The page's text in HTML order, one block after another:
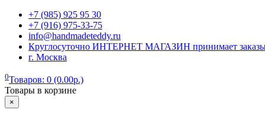
+7 (985) 925 95 30
+7 (916) 975-33-75
info@handmadeteddy.ru
Круглосуточно ИНТЕРНЕТ МАГАЗИН принимает заказы.
г. Москва
0Товаров: 0 (0.00р.)
Товары в корзине
×